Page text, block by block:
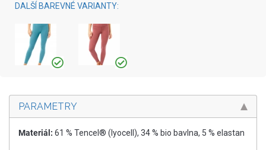
DALŠÍ BAREVNÉ VARIANTY:
PARAMETRY
Materiál: 61 % Tencel® (lyocell), 34 % bio bavlna, 5 % elastan